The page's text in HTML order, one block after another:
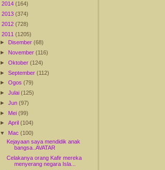
2014 (164)
2013 (374)
2012 (728)
2011 (1205)
►
Disember(68)
► November(116)
►Oktober(124)
►September(112)
►Ogos(79)
►Julai(125)
►Jun(97)
► Mei(99)
►April(104)
▼
Mac(100)
Kejayaan saya mendidik anak
bangsa..AVATAR
Celakanya orang Kafir mereka
menyerang negara Isla...